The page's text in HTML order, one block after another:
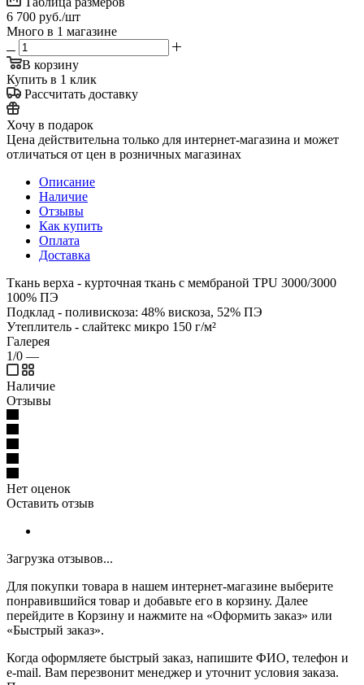
6 700 руб./шт
Много в 1 магазине
В корзину
Купить в 1 клик
Рассчитать доставку
Хочу в подарок
Цена действительна только для интернет-магазина и может
отличаться от цен в розничных магазинах
Описание
Наличие
Отзывы
Как купить
Оплата
Доставка
Ткань верха - курточная ткань с мембраной TPU 3000/3000
100% ПЭ
Подклад - поливискоза: 48% вискоза, 52% ПЭ
Утеплитель - слайтекс микро 150 г/м²
Галерея
1/0 —
Наличие
Отзывы
Нет оценок
Оставить отзыв
Загрузка отзывов...
Для покупки товара в нашем интернет-магазине выберите
понравившийся товар и добавьте его в корзину. Далее
перейдите в Корзину и нажмите на «Оформить заказ» или
«Быстрый заказ».
Когда оформляете быстрый заказ, напишите ФИО, телефон и
e-mail. Вам перезвонит менеджер и уточнит условия заказа.